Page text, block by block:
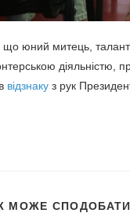
юний митець,
діяльністю,
відзнаку з рук
МОЖЕ